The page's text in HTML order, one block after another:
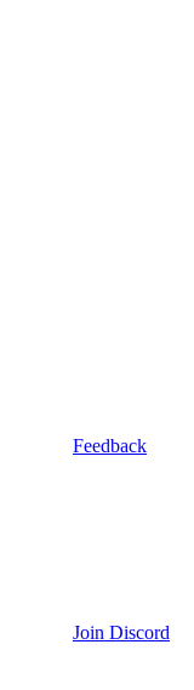
Feedback
Join Discord